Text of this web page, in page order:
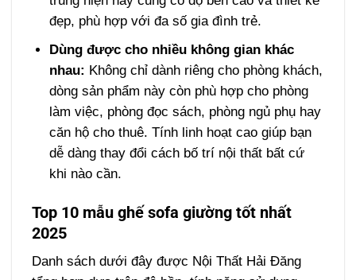
đẹp, phù hợp với đa số gia đình trẻ.
Dùng được cho nhiều không gian khác
nhau: Không chỉ dành riêng cho phòng khách,
dòng sản phẩm này còn phù hợp cho phòng
làm việc, phòng đọc sách, phòng ngủ phụ hay
căn hộ cho thuê. Tính linh hoạt cao giúp bạn
dễ dàng thay đổi cách bố trí nội thất bất cứ
khi nào cần.
Top 10 mẫu ghế sofa giường tốt nhất
2025
Danh sách dưới đây được Nội Thất Hải Đăng